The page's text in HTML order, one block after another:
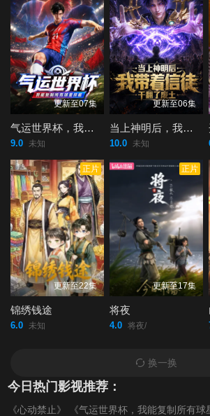
第40集
更新至07集
气运世界杯，我能复制所有球星技能
9.0 未知
更新至06集
当上神明后，我带着信徒干翻了废土
10.0 未知
正片
更新至22集
锦绣钱途
6.0 未知
正片
更新至17集
将夜
4.0 将夜/
换一换
今日热门影视推荐：
《心动禁止》 《气运世界杯，我能复制所有球